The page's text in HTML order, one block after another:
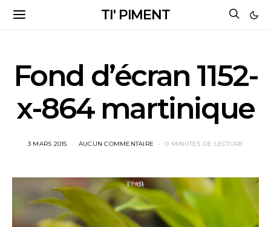
TI' PIMENT
Fond d’écran 1152-
x-864 martinique
3 MARS 2015 AUCUN COMMENTAIRE 0 MINUTES DE LECTURE